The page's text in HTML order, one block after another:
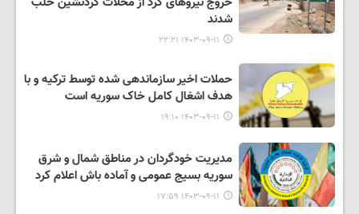
شدند
۱۴۰۳-۰۹-۱۱ ۲۲:۲۱
حملات اخیر سازماندهی شده توسط ترکیه و با
هدف اشغال کامل خاک سوریه است
۱۴۰۳-۰۹-۱۱ ۱۹:۱۰
مدیریت خودگردان در مناطق شمال و شرق
سوریه بسیج عمومی و آماده باش اعلام کرد
۱۴۰۳-۰۹-۱۱ ۱۷:۵۹